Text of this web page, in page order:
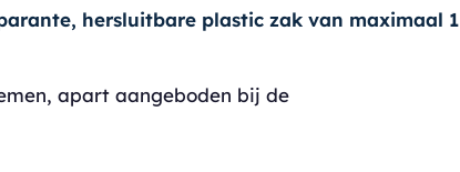
hersluitbare plastic zak van maximaal 1
apart aangeboden bij de